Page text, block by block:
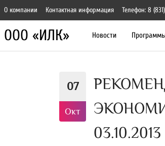
О компании Контактная информация Телефон: 8
ООО «ИЛК» Новости
07
Окт
03.10.2013